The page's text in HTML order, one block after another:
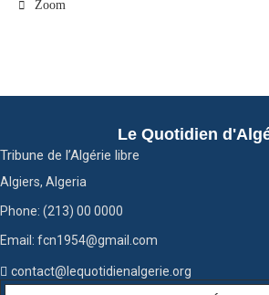
Zoom
Le Quotidien
Tribune de l’Algérie libre
Algiers, Algeria
Phone: (213) 00 0000
Email: fcn1954@gmail.com
contact@lequotidienalgerie.org